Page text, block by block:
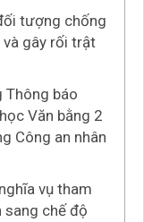
tượng chống
gây rối trật
Thông báo
Văn bằng 2
Công an nhân
vụ tham
sang chế độ